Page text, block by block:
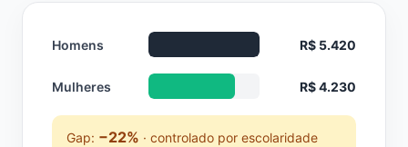
Homens R$ 5.420
Mulheres R$ 4.230
Gap: −22% · controlado por escolaridade